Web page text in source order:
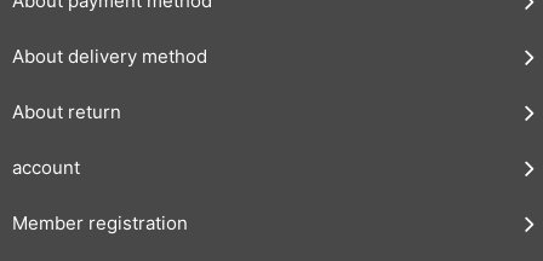
About delivery method
About return
account
Member registration